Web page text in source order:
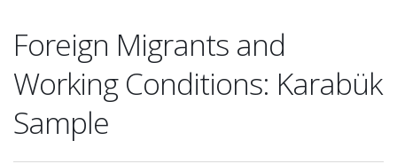
Foreign Migrants and
Working Conditions: Karabük
Sample